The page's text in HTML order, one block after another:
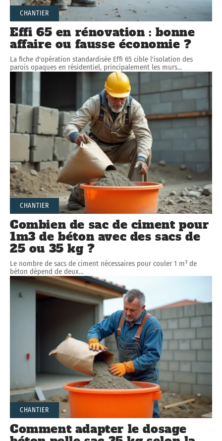
CHANTIER
Effi 65 en rénovation : bonne
affaire ou fausse économie ?
La fiche d'opération standardisée Effi 65 cible l'isolation des
parois opaques en résidentiel, principalement les murs…
CHANTIER
Combien de sac de ciment pour
1m3 de béton avec des sacs de
25 ou 35 kg ?
Le nombre de sacs de ciment nécessaires pour couler 1 m³ de
béton dépend de deux…
CHANTIER
Comment adapter le dosage